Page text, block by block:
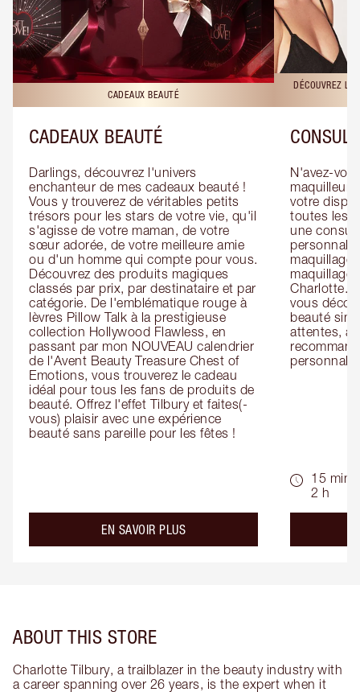
CADEAUX BEAUTÉ
CADEAUX BEAUTÉ
Darlings, découvrez l'univers
enchanteur de mes cadeaux beauté !
Vous y trouverez de véritables petits
trésors pour les stars de votre vie, qu'il
s'agisse de votre maman, de votre
sœur adorée, de votre meilleure amie
ou d'un homme qui compte pour vous.
Découvrez des produits magiques
classés par prix, par destinataire et par
catégorie. De l'emblématique rouge à
lèvres Pillow Talk à la prestigieuse
collection Hollywood Flawless, en
passant par mon NOUVEAU calendrier
de l'Avent Beauty Treasure Chest of
Emotions, vous trouverez le cadeau
idéal pour tous les fans de produits de
beauté. Offrez l'effet Tilbury et faites(-
vous) plaisir avec une expérience
beauté sans pareille pour les fêtes !
EN SAVOIR PLUSabout the
DÉCOUVREZ
N'avez-
maquilleur
votre
toutes les
une
maquillage
maquillage
Charlotte.
vous
beauté
attentes,
15 min -
2 h
ABOUT THIS STORE
Charlotte Tilbury, a trailblazer in the beauty industry with
a career spanning over 26 years, is the expert when it